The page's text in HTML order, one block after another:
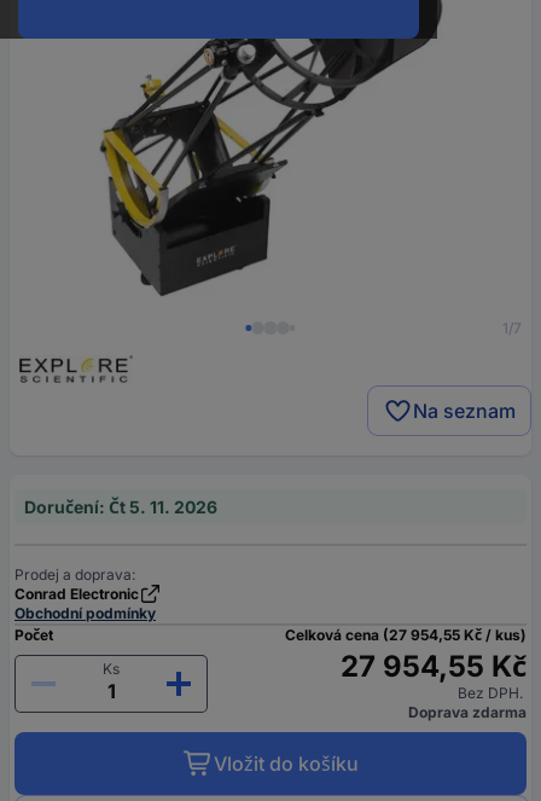
1/7
Na seznam
Doručení: Čt 5. 11. 2026
Prodej a doprava:
Conrad Electronic
Obchodní podmínky
Počet
Ks
Celková cena (27 954,55 Kč / kus)
27 954,55 Kč
Bez DPH.
Doprava zdarma
Vložit do košíku